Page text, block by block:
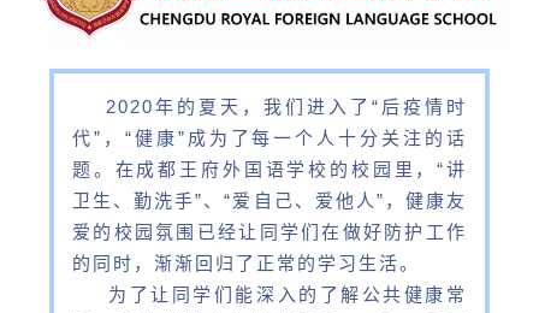
2020年的夏天，我们进入了“后疫情时
代”，“健康”成为了每一个人十分关注的话
题。在成都王府外国语学校的校园里，“讲
卫生、勤洗手”、“爱自己、爱他人”，健康友
爱的校园氛围已经让同学们在做好防护工作
的同时，渐渐回归了正常的学习生活。
为了让同学们能深入的了解公共健康常